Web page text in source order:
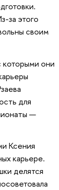
за этого
своим
которыми они
для
—
Ксения
карьере.
делятся